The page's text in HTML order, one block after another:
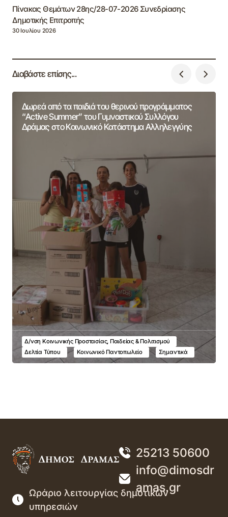
Πίνακας Θεμάτων 28ης/28-07-2026 Συνεδρίασης
Δημοτικής Επιτροπής
30 Ιουλίου 2026
Διαβάστε επίσης...
Δωρεά από τα παιδιά του θερινού προγράμματος
“Active Summer” του Γυμναστικού Συλλόγου
Δράμας στο Κοινωνικό Κατάστημα Αλληλεγγύης
Δ/νση Κοινωνικής Προστασίας, Παιδείας & Πολιτισμού
Δελτία Τύπου
Κοινωνικό Παντοπωλείο Σημαντικά
25213 50600
info@dimosdr
amas.gr
Ωράριο λειτουργίας δημοτικών
υπηρεσιών